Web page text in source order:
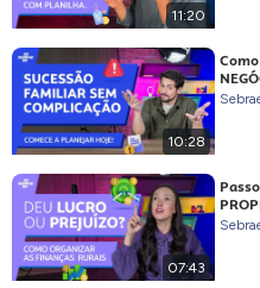
11:20
10:28
07:43